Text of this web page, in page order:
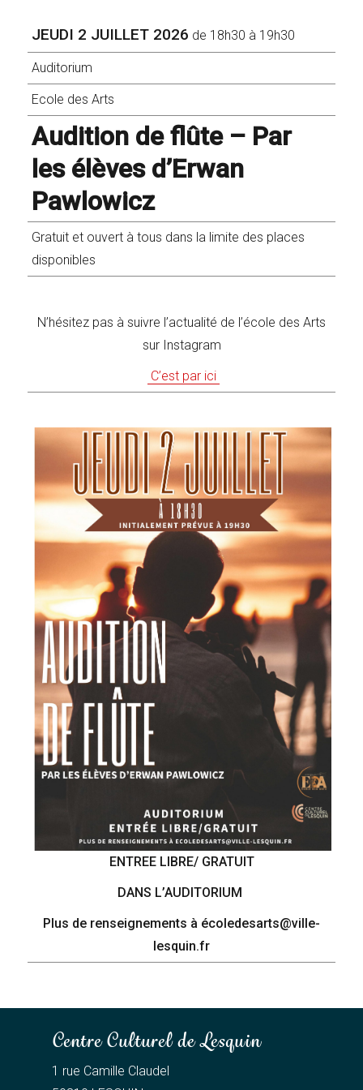
JEUDI 2 JUILLET 2026 de 18h30 à 19h30
Auditorium
Ecole des Arts
Audition de flûte – Par
les élèves d’Erwan
Pawlowicz
Gratuit et ouvert à tous dans la limite des places
disponibles
N’hésitez pas à suivre l’actualité de l’école des Arts
sur Instagram
C’est par ici
ENTREE LIBRE/ GRATUIT
DANS L’AUDITORIUM
Plus de renseignements à écoledesarts@ville-
lesquin.fr
Centre Culturel de Lesquin
1 rue Camille Claudel